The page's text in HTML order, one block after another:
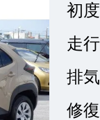
初
走
排
修